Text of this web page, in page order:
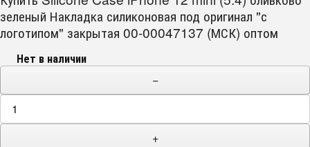
зеленый Накладка силиконовая под оригинал "с
логотипом" закрытая 00-00047137 (МСК) оптом
Нет в наличии
−
+